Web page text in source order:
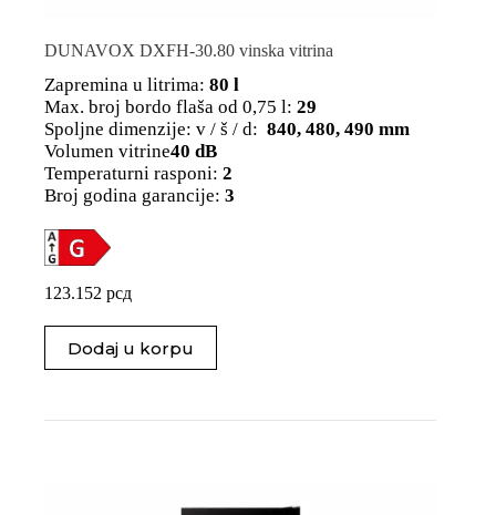
DUNAVOX DXFH-30.80 vinska vitrina
Zapremina u litrima: 80 l
Max. broj bordo flaša od 0,75 l: 29
Spoljne dimenzije: v / š / d: 840, 480, 490 mm
Volumen vitrine40 dB
Temperaturni rasponi: 2
Broj godina garancije: 3
123.152 рсд
Dodaj u korpu